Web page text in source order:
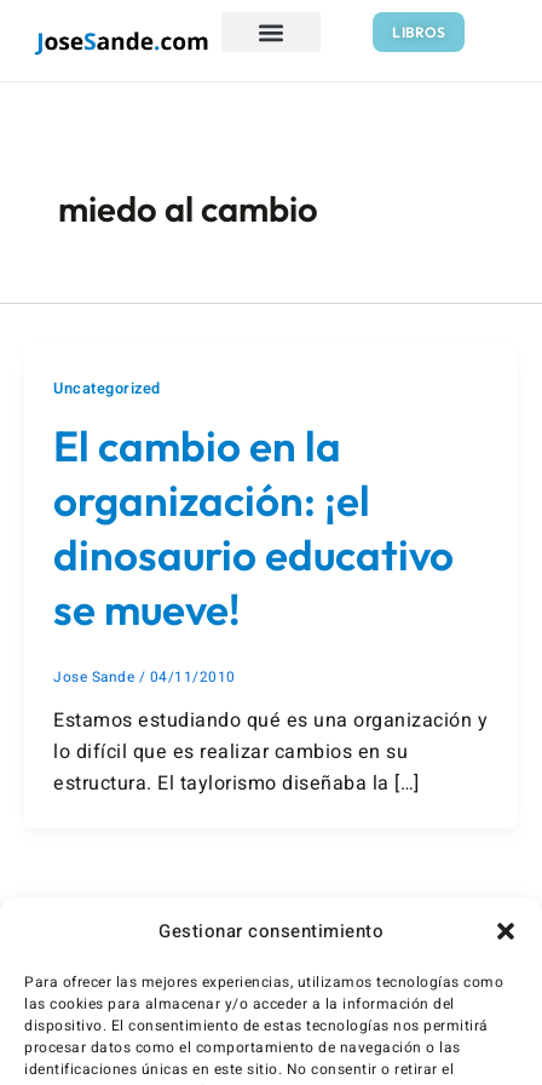
Gestionar consentimiento
Para ofrecer las mejores experiencias, utilizamos tecnologías como
las cookies para almacenar y/o acceder a la información del
dispositivo. El consentimiento de estas tecnologías nos permitirá
procesar datos como el comportamiento de navegación o las
identificaciones únicas en este sitio. No consentir o retirar el
LIBROS
miedo al cambio
Uncategorized
El cambio en la
organización: ¡el
dinosaurio educativo
se mueve!
Jose Sande / 04/11/2010
Estamos estudiando qué es una organización y
lo difícil que es realizar cambios en su
estructura. El taylorismo diseñaba la […]
de
1 2 Siguiente